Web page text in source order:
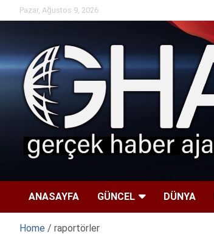
to
Pazar, Ağustos 9, 2026
ANASAYFA GÜNCEL DÜNYA
Home raportörler